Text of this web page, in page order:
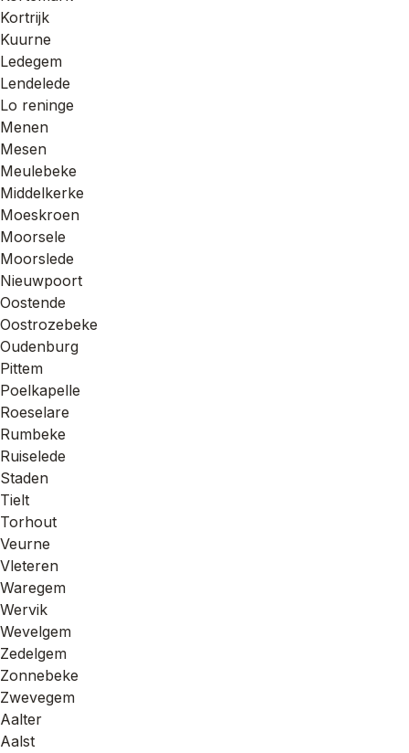
Kortrijk
Kuurne
Ledegem
Lendelede
Lo reninge
Menen
Mesen
Meulebeke
Middelkerke
Moeskroen
Moorsele
Moorslede
Nieuwpoort
Oostende
Oostrozebeke
Oudenburg
Pittem
Poelkapelle
Roeselare
Rumbeke
Ruiselede
Staden
Tielt
Torhout
Veurne
Vleteren
Waregem
Wervik
Wevelgem
Zedelgem
Zonnebeke
Zwevegem
Aalter
Aalst